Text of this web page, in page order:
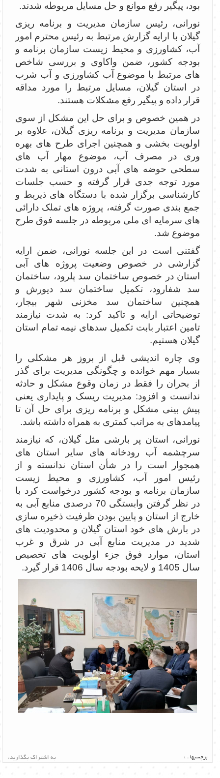
بود، پیگیر رفع موانع و حل مسایل مربوطه شدند.
نورانی، رئیس سازمان مدیریت و برنامه ریزی
گیلان با ارایه گزارش مرتبط به رئیس محترم امور
آب، کشاورزی و محیط زیست سازمان برنامه و
بودجه کشور، ضمن واکاوی و بررسی شاخص
های مرتبط با موضوع آب کشاورزی و آب شرب
در استان گیلان، مسایل مرتبط را مورد مداقه
قرار داده و پیگیر رفع مشکلات هستند.
در همین خصوص و برای حل این مشکل از سوی
سازمان مدیریت و برنامه ریزی گیلان، علاوه بر
اولویت بخشی و همچنین اجرای طرح های بهره
وری در مصرف آب، موضوع مهار آب های
سطحی حوضه های آبی درون استانی به شدت
مورد توجه جدی قرار گرفته و حسب جلسات
کارشناسی برگزار شده با دستگاه های ذیربط و
جمع بندی صورت گرفته، پروژه های تملک دارائی
های سرمایه ای ملی مربوطه در جلسه فوق طرح
موضوع شد.
گفتنی است در این جلسه نورانی، ضمن ارایه
گزارشی در خصوص وضعیت پروژه های آبی
استان در خصوص ساختمان سد پلرود، ساختمان
سد شفارود، تکمیل ساختمان سد دیورش و
همچنین ساختمان سد مخزنی شهر بیجار،
توضیحاتی ارایه و تاکید کرد: به شدت نیازمند
تامین اعتبار بابت تکمیل سدهای نیمه تمام استان
گیلان هستیم.
وی چاره اندیشی قبل از بروز هر مشکلی را
بسیار مهم خوانده و چگونگی مدیریت برای گذر
از بحران را فقط در زمان وقوع مشکل و حادثه
ندانست و افزود: مدیریت ریسک و پایداری یعنی
پیش بینی مشکل و برنامه ریزی برای حل آن تا
پیامدهای به مراتب کمتری به همراه داشته باشد.
نورانی، استان پر بارشی مثل گیلان، که نیازمند
سرچشمه آب رودخانه های سایر استان های
همجوار است را در شأن استان ندانسته و از
رئیس امور آب، کشاورزی و محیط زیست
سازمان برنامه و بودجه کشور درخواست کرد با
در نظر گرفتن وابستگی 70 درصدی منابع آبی به
خارج از استان و پایین بودن ظرفیت ذخیره سازی
در بارش های خود استان گیلان و محدودیت های
شدید در مدیریت منابع آبی در شرق و غرب
استان، موارد فوق جزء اولویت های تخصیص
سال 1405 و لایحه بودجه سال 1406 قرار گیرد.
برچسبها : ، به اشتراک بگذارید: